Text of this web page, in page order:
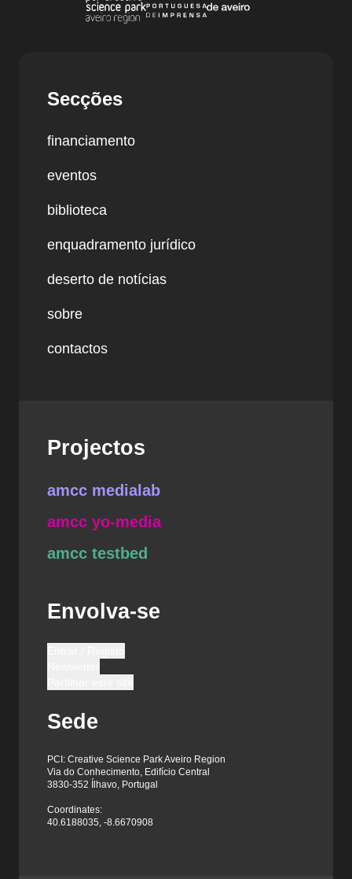
Secções
financiamento
eventos
biblioteca
enquadramento jurídico
deserto de notícias
sobre
contactos
Projectos
amcc medialab
amcc yo-media
amcc testbed
Envolva-se
Sede
PCI: Creative Science Park Aveiro Region
Via do Conhecimento, Edifício Central
3830-352 Ílhavo, Portugal
Coordinates:
40.6188035, -8.6670908